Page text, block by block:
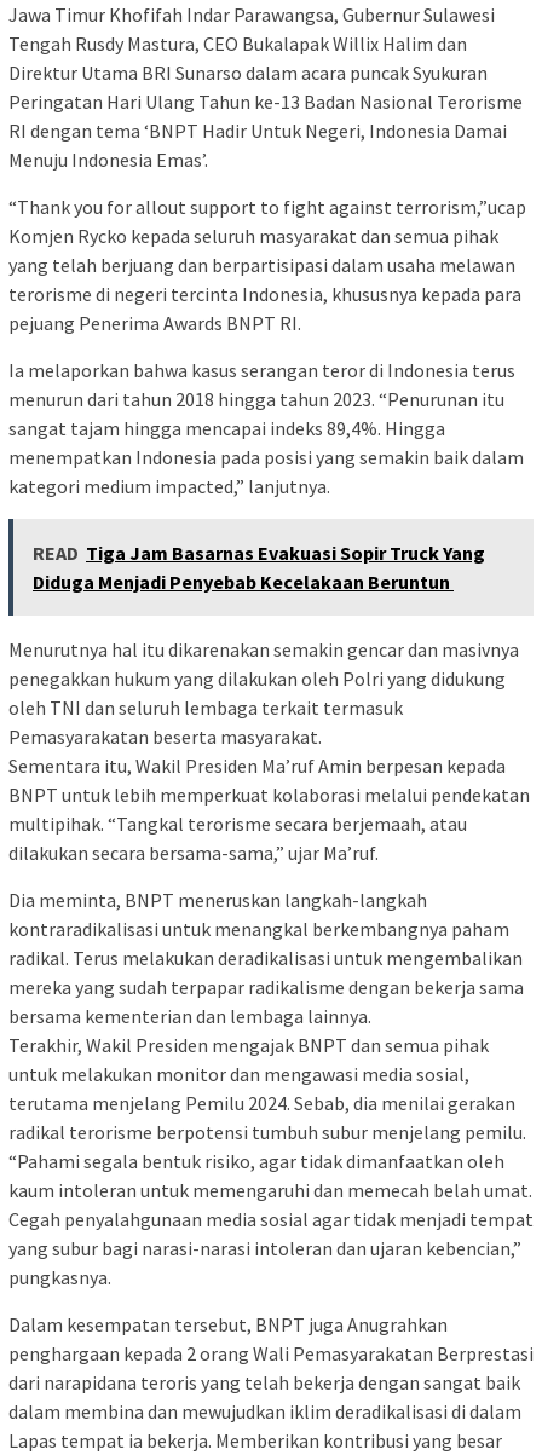
Jawa Timur Khofifah Indar Parawangsa, Gubernur Sulawesi
Tengah Rusdy Mastura, CEO Bukalapak Willix Halim dan
Direktur Utama BRI Sunarso dalam acara puncak Syukuran
Peringatan Hari Ulang Tahun ke-13 Badan Nasional Terorisme
RI dengan tema ‘BNPT Hadir Untuk Negeri, Indonesia Damai
Menuju Indonesia Emas’.
“Thank you for allout support to fight against terrorism,”ucap
Komjen Rycko kepada seluruh masyarakat dan semua pihak
yang telah berjuang dan berpartisipasi dalam usaha melawan
terorisme di negeri tercinta Indonesia, khususnya kepada para
pejuang Penerima Awards BNPT RI.
Ia melaporkan bahwa kasus serangan teror di Indonesia terus
menurun dari tahun 2018 hingga tahun 2023. “Penurunan itu
sangat tajam hingga mencapai indeks 89,4%. Hingga
menempatkan Indonesia pada posisi yang semakin baik dalam
kategori medium impacted,” lanjutnya.
READ Tiga Jam Basarnas Evakuasi Sopir Truck Yang
Diduga Menjadi Penyebab Kecelakaan Beruntun
Menurutnya hal itu dikarenakan semakin gencar dan masivnya
penegakkan hukum yang dilakukan oleh Polri yang didukung
oleh TNI dan seluruh lembaga terkait termasuk
Pemasyarakatan beserta masyarakat.
Sementara itu, Wakil Presiden Ma’ruf Amin berpesan kepada
BNPT untuk lebih memperkuat kolaborasi melalui pendekatan
multipihak. “Tangkal terorisme secara berjemaah, atau
dilakukan secara bersama-sama,” ujar Ma’ruf.
Dia meminta, BNPT meneruskan langkah-langkah
kontraradikalisasi untuk menangkal berkembangnya paham
radikal. Terus melakukan deradikalisasi untuk mengembalikan
mereka yang sudah terpapar radikalisme dengan bekerja sama
bersama kementerian dan lembaga lainnya.
Terakhir, Wakil Presiden mengajak BNPT dan semua pihak
untuk melakukan monitor dan mengawasi media sosial,
terutama menjelang Pemilu 2024. Sebab, dia menilai gerakan
radikal terorisme berpotensi tumbuh subur menjelang pemilu.
“Pahami segala bentuk risiko, agar tidak dimanfaatkan oleh
kaum intoleran untuk memengaruhi dan memecah belah umat.
Cegah penyalahgunaan media sosial agar tidak menjadi tempat
yang subur bagi narasi-narasi intoleran dan ujaran kebencian,”
pungkasnya.
Dalam kesempatan tersebut, BNPT juga Anugrahkan
penghargaan kepada 2 orang Wali Pemasyarakatan Berprestasi
dari narapidana teroris yang telah bekerja dengan sangat baik
dalam membina dan mewujudkan iklim deradikalisasi di dalam
Lapas tempat ia bekerja. Memberikan kontribusi yang besar